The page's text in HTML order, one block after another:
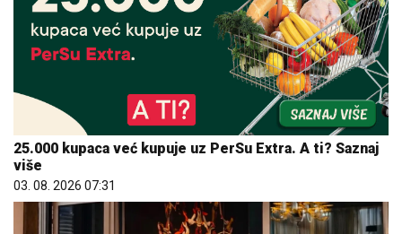
25.000 kupaca već kupuje uz PerSu Extra. A ti? Saznaj
više
03. 08. 2026 07:31